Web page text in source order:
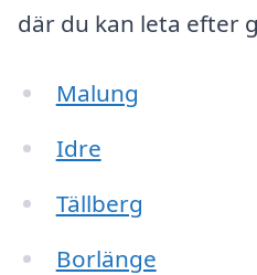
där du kan leta efter
Malung
Idre
Tällberg
Borlänge